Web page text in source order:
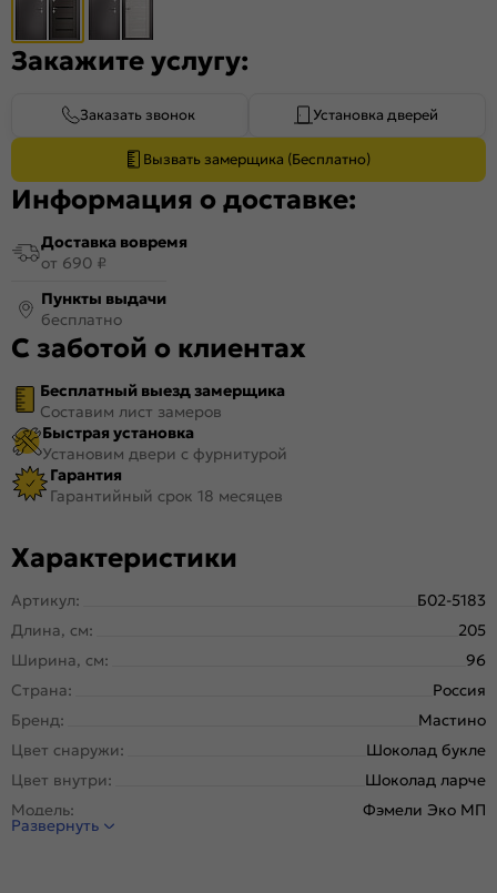
Закажите услугу:
Заказать звонок Установка дверей
Вызвать замерщика (Бесплатно)
Информация о доставке:
Доставка вовремя
от 690 ₽
Пункты выдачи
бесплатно
С заботой о клиентах
Бесплатный выезд замерщика
Составим лист замеров
Быстрая установка
Установим двери с фурнитурой
Гарантия
Гарантийный срок 18 месяцев
Характеристики
Артикул:
Б02-5183
Длина, см:
205
Ширина, см:
96
Страна:
Россия
Бренд:
Мастино
Цвет снаружи:
Шоколад букле
Цвет внутри:
Шоколад ларче
Модель:
Фэмели Эко МП
Открывание:
Развернуть